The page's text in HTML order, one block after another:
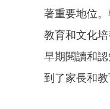
著重要地位
教育和文化
早期閱讀和
到了家長和教